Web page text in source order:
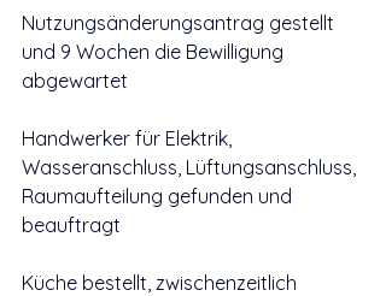
Nutzungsänderungsantrag gestellt
und 9 Wochen die Bewilligung
abgewartet
Handwerker für Elektrik,
Wasseranschluss, Lüftungsanschluss,
Raumaufteilung gefunden und
beauftragt
Küche bestellt, zwischenzeitlich